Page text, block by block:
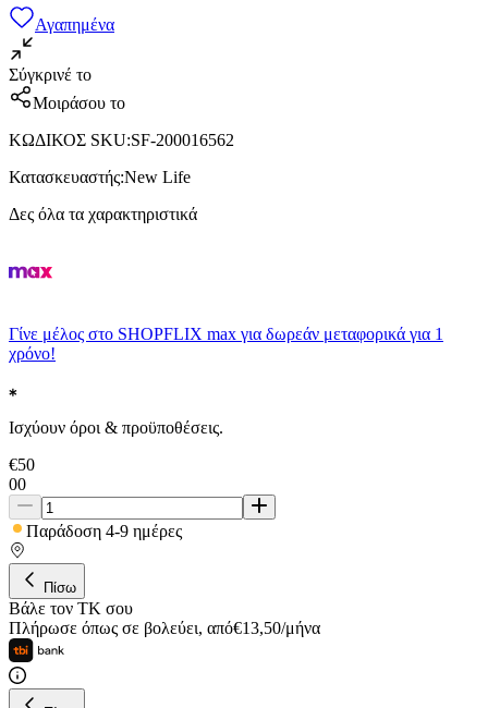
Αγαπημένα
Σύγκρινέ το
Μοιράσου το
ΚΩΔΙΚΟΣ SKU:SF-200016562
Κατασκευαστής:New Life
Δες όλα τα χαρακτηριστικά
Γίνε μέλος στο SHOPFLIX max για δωρεάν μεταφορικά για 1
χρόνο!
Ισχύουν όροι & προϋποθέσεις.
€50
00
Παράδοση 4-9 ημέρες
Πίσω
Βάλε τον ΤΚ σου
Πλήρωσε όπως σε βολεύει, από€13,50/μήνα